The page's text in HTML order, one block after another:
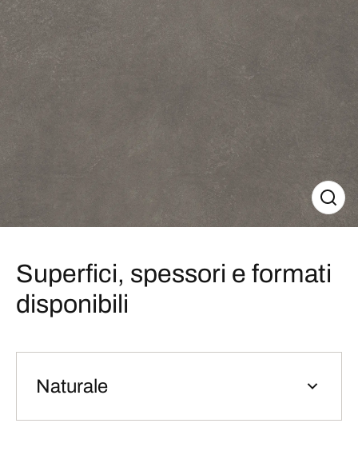
Superfici, spessori e formati
disponibili
Naturale